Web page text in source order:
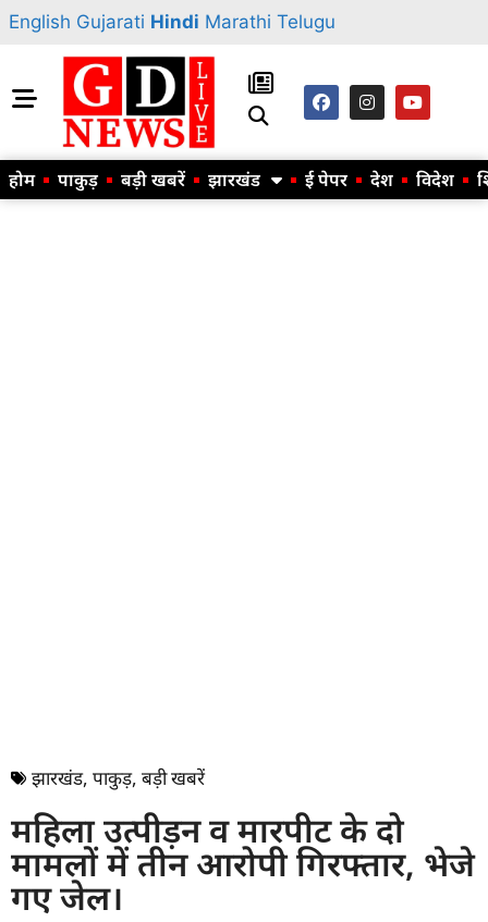
English Gujarati Hindi Marathi Telugu
होम पाकुड़ बड़ी खबरें झारखंड ई पेपर देश विदेश
झारखंड, पाकुड़, बड़ी खबरें
महिला उत्पीड़न व मारपीट के दो
मामलों में तीन आरोपी गिरफ्तार, भेजे
गए जेल।